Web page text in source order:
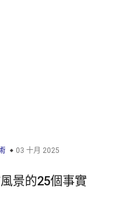
03 十月 2025
景的25個事實